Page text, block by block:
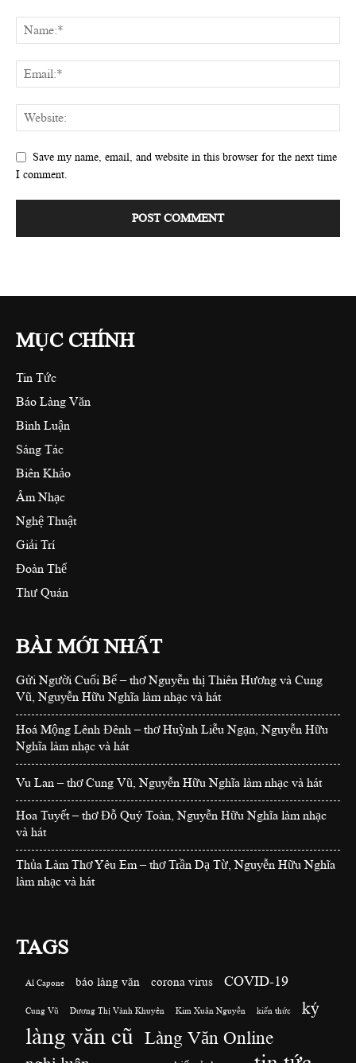
Save my name, email, and website in this browser for the next time
I comment.
MỤC CHÍNH
Tin Tức
Báo Làng Văn
Bình Luận
Sáng Tác
Biên Khảo
Âm Nhạc
Nghệ Thuật
Giải Trí
Đoàn Thể
Thư Quán
BÀI MỚI NHẤT
Gửi Người Cuối Bể – thơ Nguyễn thị Thiên Hương và Cung
Vũ, Nguyễn Hữu Nghĩa làm nhạc và hát
Hoá Mộng Lênh Đênh – thơ Huỳnh Liễu Ngạn, Nguyễn Hữu
Nghĩa làm nhạc và hát
Vu Lan – thơ Cung Vũ, Nguyễn Hữu Nghĩa làm nhạc và hát
Hoa Tuyết – thơ Đỗ Quý Toàn, Nguyễn Hữu Nghĩa làm nhạc
và hát
Thủa Làm Thơ Yêu Em – thơ Trần Dạ Từ, Nguyễn Hữu Nghĩa
làm nhạc và hát
TAGS
Al Capone báo làng văn corona virus COVID-19
Cung Vũ Dương Thị Vành Khuyên Kim Xuân Nguyễn kiến thức ký
làng văn cũ Làng Văn Online